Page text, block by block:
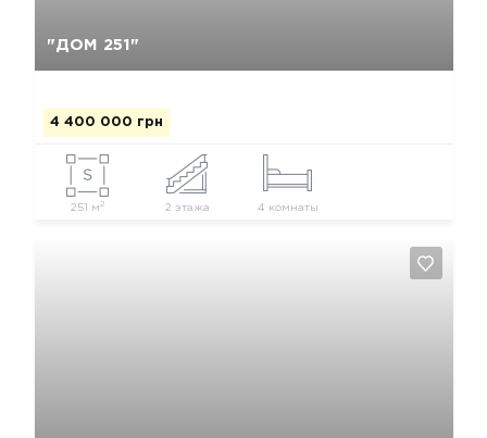
"ДОМ 251"
4 400 000 грн
251 м2 2 этажа 4 комнаты